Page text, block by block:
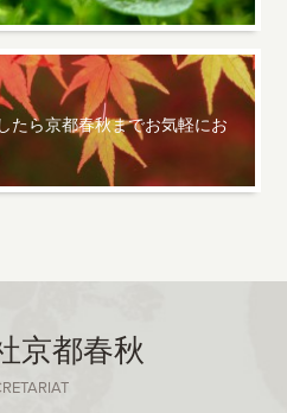
たら京都春秋までお気軽にお
京都春秋